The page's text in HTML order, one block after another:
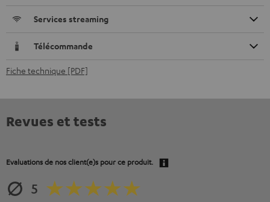
Services streaming
Télécommande
Fiche technique [PDF]
Revues et tests
Evaluations de nos client(e)s pour ce produit.
5